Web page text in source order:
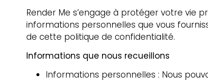
Render Me s’engage à protéger votre vie
informations personnelles que vous
de cette politique de confidentialité.
Informations que nous recueillons
Informations personnelles : Nous